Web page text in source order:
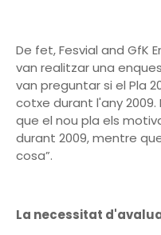
De fet, Fesvial and GfK
van realitzar una
van preguntar si el Pla
cotxe durant l'any
que el nou pla els
durant 2009, mentre
cosa”.
La necessitat